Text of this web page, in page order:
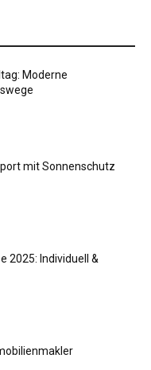
Moderne
mit Sonnenschutz
2025: Individuell &